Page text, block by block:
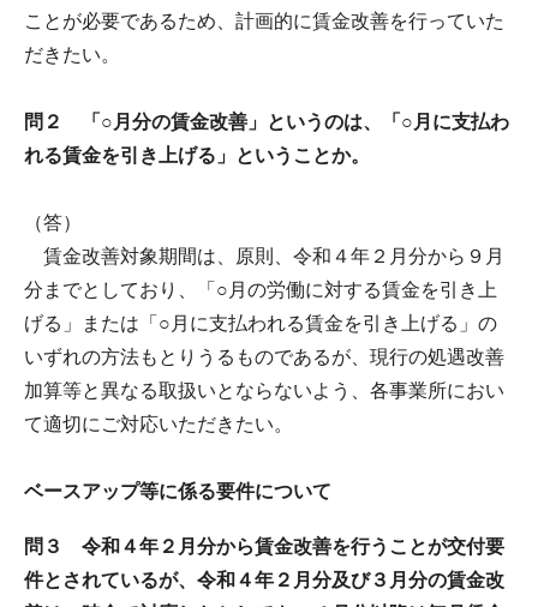
ことが必要であるため、計画的に賃金改善を行っていた
だきたい。
問２ 「○月分の賃金改善」というのは、「○月に支払わ
れる賃金を引き上げる」ということか。
（答）
賃金改善対象期間は、原則、令和４年２月分から９月
分までとしており、「○月の労働に対する賃金を引き上
げる」または「○月に支払われる賃金を引き上げる」の
いずれの方法もとりうるものであるが、現行の処遇改善
加算等と異なる取扱いとならないよう、各事業所におい
て適切にご対応いただきたい。
ベースアップ等に係る要件について
問３ 令和４年２月分から賃金改善を行うことが交付要
件とされているが、令和４年２月分及び３月分の賃金改